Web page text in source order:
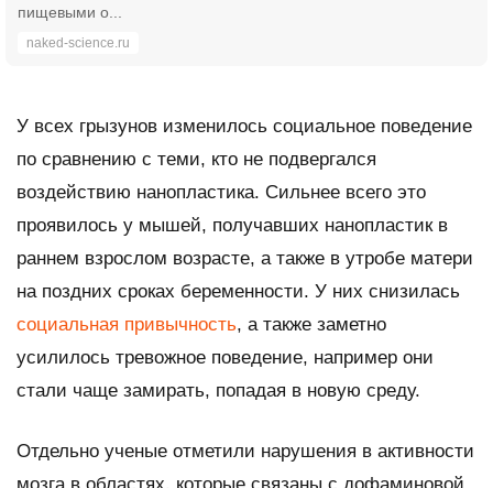
пищевыми о...
naked-science.ru
У всех грызунов изменилось социальное поведение
по сравнению с теми, кто не подвергался
воздействию нанопластика. Сильнее всего это
проявилось у мышей, получавших нанопластик в
раннем взрослом возрасте, а также в утробе матери
на поздних сроках беременности. У них снизилась
социальная привычность, а также заметно
усилилось тревожное поведение, например они
стали чаще замирать, попадая в новую среду.
Отдельно ученые отметили нарушения в активности
мозга в областях, которые связаны с дофаминовой